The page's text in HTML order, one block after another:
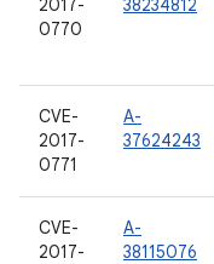
2017-
0770
38234812
CVE-
2017-
0771
A-
37624243
CVE-
2017-
A-
38115076